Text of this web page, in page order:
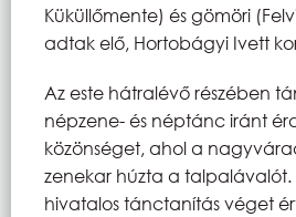
Küküllőmente) és gömöri
adtak elő, Hortobágyi Ivett
Az este hátralévő részében
népzene- és néptánc iránt
közönséget, ahol a
zenekar húzta a
hivatalos tánctanítás véget